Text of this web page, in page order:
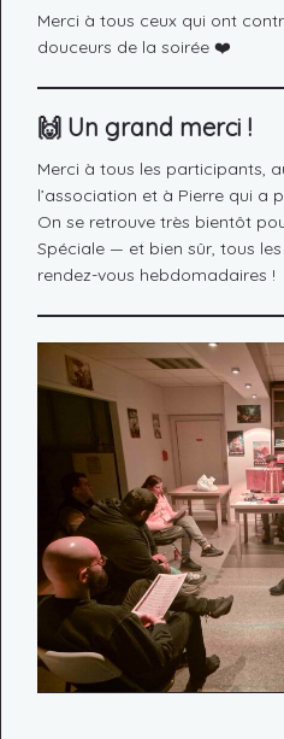
Merci à tous ceux qui ont
douceurs de la soirée ❤️
🙌 Un grand merci !
Merci à tous les participants,
l’association et à Pierre qui a
On se retrouve très bientôt
Spéciale — et bien sûr, tous
rendez-vous hebdomadaires !